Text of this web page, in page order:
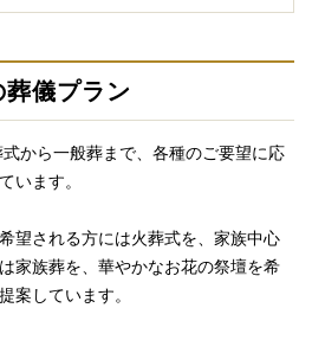
儀プラン
から一般葬まで、各種のご要望に応
います。
望される方には火葬式を、家族中心
家族葬を、華やかなお花の祭壇を希
案しています。